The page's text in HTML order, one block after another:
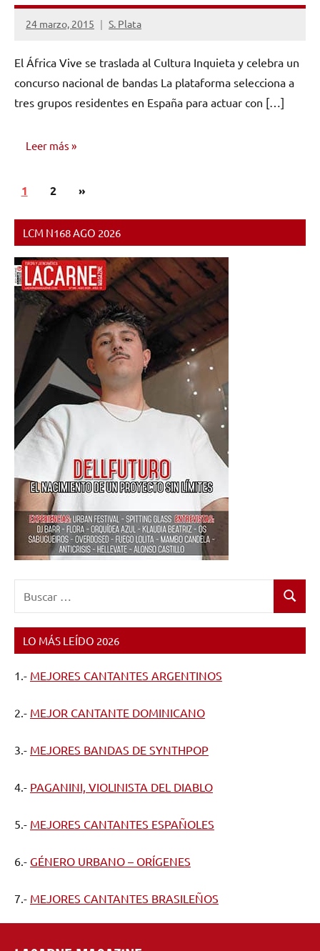
24 marzo, 2015 S. Plata
No
comentarios
El África Vive se traslada al Cultura Inquieta y celebra un
concurso nacional de bandas La plataforma selecciona a
tres grupos residentes en España para actuar con […]
Leer más
NOTICIAS
Paginación
entradas
1 2
Siguientes
»
LCM N168 AGO 2026
Buscar
LO MÁS LEÍDO 2026
1.- MEJORES CANTANTES ARGENTINOS
2.- MEJOR CANTANTE DOMINICANO
3.- MEJORES BANDAS DE SYNTHPOP
4.- PAGANINI, VIOLINISTA DEL DIABLO
5.- MEJORES CANTANTES ESPAÑOLES
6.- GÉNERO URBANO – ORÍGENES
7.- MEJORES CANTANTES BRASILEÑOS